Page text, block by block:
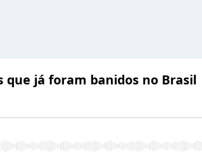
que já foram banidos no Brasil